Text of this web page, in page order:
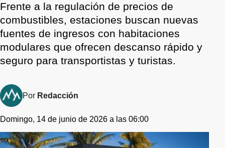
Frente a la regulación de precios de
combustibles, estaciones buscan nuevas
fuentes de ingresos con habitaciones
modulares que ofrecen descanso rápido y
seguro para transportistas y turistas.
Por Redacción
Domingo, 14 de junio de 2026 a las 06:00